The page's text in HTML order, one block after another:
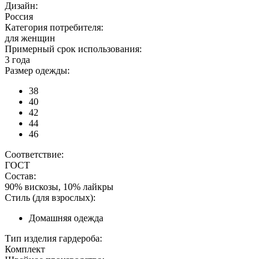
Дизайн:
Россия
Категория потребителя:
для женщин
Примерный срок использования:
3 года
Размер одежды:
38
40
42
44
46
Соответствие:
ГОСТ
Состав:
90% вискозы, 10% лайкры
Стиль (для взрослых):
Домашняя одежда
Тип изделия гардероба:
Комплект